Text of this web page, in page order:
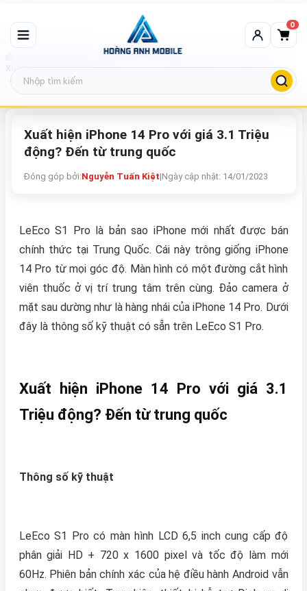
0
Xuất hiện iPhone 14 Pro với giá 3.1 Triệu động? Đến từ trung quốc
Xuất hiện iPhone 14 Pro với giá 3.1 Triệu
động? Đến từ trung quốc
Đóng góp bởi:Nguyễn Tuấn Kiệt|Ngày cập nhật: 14/01/2023
LeEco S1 Pro là bản sao iPhone mới nhất được bán
chính thức tại Trung Quốc. Cái này trông giống iPhone
14 Pro từ mọi góc độ. Màn hình có một đường cắt hình
viên thuốc ở vị trí trung tâm trên cùng. Đảo camera ở
mặt sau dường như là hàng nhái của iPhone 14 Pro. Dưới
đây là thông số kỹ thuật có sẵn trên LeEco S1 Pro.
Xuất hiện iPhone 14 Pro với giá 3.1
Triệu động? Đến từ trung quốc
Thông số kỹ thuật
LeEco S1 Pro có màn hình LCD 6,5 inch cung cấp độ
phân giải HD + 720 x 1600 pixel và tốc độ làm mới
60Hz. Phiên bản chính xác của hệ điều hành Android vẫn